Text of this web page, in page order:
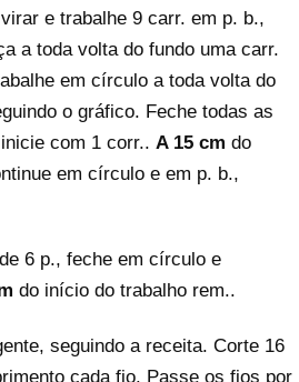
e trabalhe 9 carr. em p. b.,
a toda volta do fundo uma carr.
em círculo a toda volta do
o gráfico. Feche todas as
com 1 corr.. A 15 cm do
em círculo e em p. b.,
6 p., feche em círculo e
do início do trabalho rem..
seguindo a receita. Corte 16
cada fio. Passe os fios por